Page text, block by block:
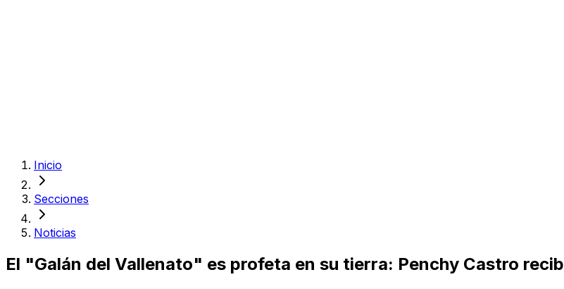
Inicio
Secciones
Noticias
El "Galán del Vallenato" es profeta en su tierra: Penchy Castro